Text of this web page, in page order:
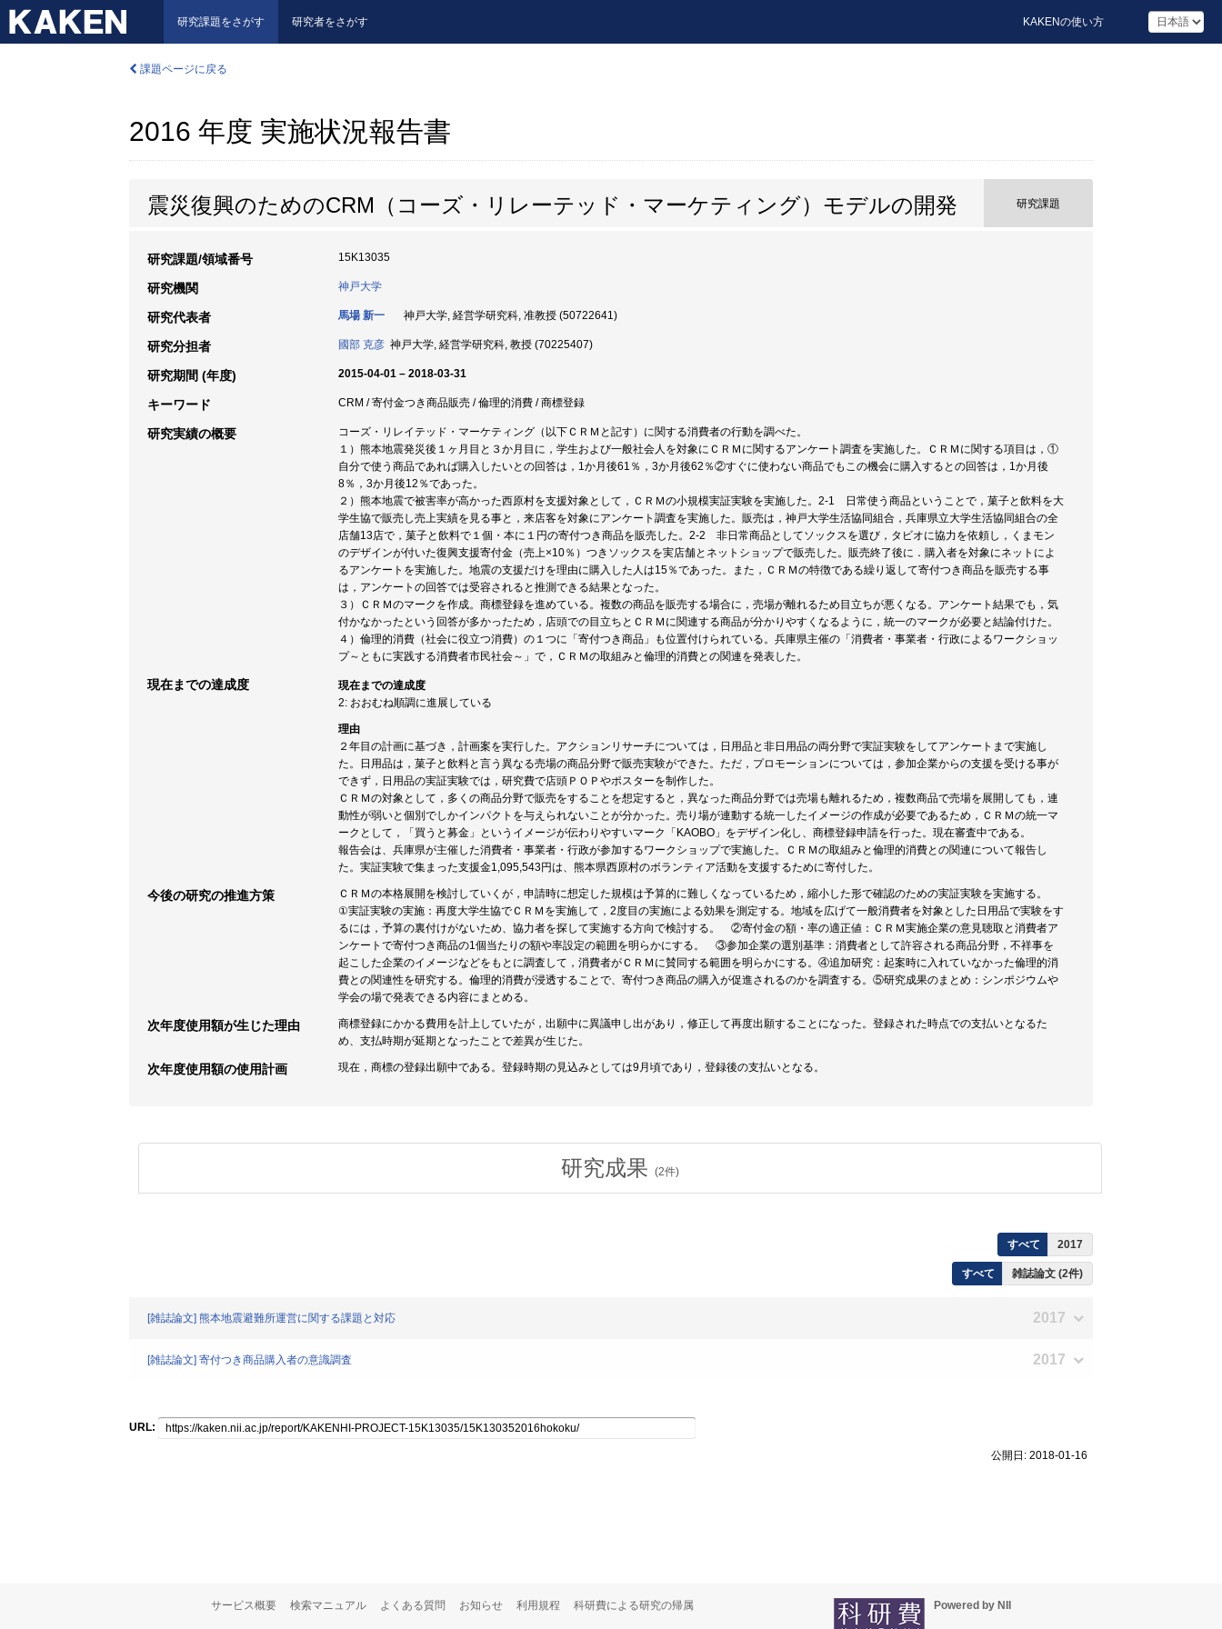
研究課題をさがす 研究者をさがす KAKENの使い方
課題ページに戻る
2016 年度 実施状況報告書
震災復興のためのCRM（コーズ・リレーテッド・マーケティング）モデルの開発 研究課題
研究課題/領域番号 15K13035
研究機関 神戸大学
研究代表者 馬場 新一 神戸大学, 経営学研究科, 准教授 (50722641)
研究分担者 國部 克彦 神戸大学, 経営学研究科, 教授 (70225407)
研究期間 (年度) 2015-04-01 – 2018-03-31
キーワード CRM / 寄付金つき商品販売 / 倫理的消費 / 商標登録
研究実績の概要
コーズ・リレイテッド・マーケティング（以下ＣＲＭと記す）に関する消費者の行動を調べた。
１）熊本地震発災後１ヶ月目と３か月目に，学生および一般社会人を対象にＣＲＭに関するアンケート調査を実施した。ＣＲＭに関する項目は，①
自分で使う商品であれば購入したいとの回答は，1か月後61％，3か月後62％②すぐに使わない商品でもこの機会に購入するとの回答は，1か月後
8％，3か月後12％であった。
２）熊本地震で被害率が高かった西原村を支援対象として，ＣＲＭの小規模実証実験を実施した。2-1 日常使う商品ということで，菓子と飲料を大
学生協で販売し売上実績を見る事と，来店客を対象にアンケート調査を実施した。販売は，神戸大学生活協同組合，兵庫県立大学生活協同組合の全
店舗13店で，菓子と飲料で１個・本に１円の寄付つき商品を販売した。2-2 非日常商品としてソックスを選び，タビオに協力を依頼し，くまモン
のデザインが付いた復興支援寄付金（売上×10％）つきソックスを実店舗とネットショップで販売した。販売終了後に．購入者を対象にネットによ
るアンケートを実施した。地震の支援だけを理由に購入した人は15％であった。また，ＣＲＭの特徴である繰り返して寄付つき商品を販売する事
は，アンケートの回答では受容されると推測できる結果となった。
３）ＣＲＭのマークを作成。商標登録を進めている。複数の商品を販売する場合に，売場が離れるため目立ちが悪くなる。アンケート結果でも，気
付かなかったという回答が多かったため，店頭での目立ちとＣＲＭに関連する商品が分かりやすくなるように，統一のマークが必要と結論付けた。
４）倫理的消費（社会に役立つ消費）の１つに「寄付つき商品」も位置付けられている。兵庫県主催の「消費者・事業者・行政によるワークショッ
プ～ともに実践する消費者市民社会～」で，ＣＲＭの取組みと倫理的消費との関連を発表した。
現在までの達成度
現在までの達成度
2: おおむね順調に進展している
理由
２年目の計画に基づき，計画案を実行した。アクションリサーチについては，日用品と非日用品の両分野で実証実験をしてアンケートまで実施し
た。日用品は，菓子と飲料と言う異なる売場の商品分野で販売実験ができた。ただ，プロモーションについては，参加企業からの支援を受ける事が
できず，日用品の実証実験では，研究費で店頭ＰＯＰやポスターを制作した。
ＣＲＭの対象として，多くの商品分野で販売をすることを想定すると，異なった商品分野では売場も離れるため，複数商品で売場を展開しても，連
動性が弱いと個別でしかインパクトを与えられないことが分かった。売り場が連動する統一したイメージの作成が必要であるため，ＣＲＭの統一マ
ークとして，「買うと募金」というイメージが伝わりやすいマーク「KAOBO」をデザイン化し、商標登録申請を行った。現在審査中である。
報告会は、兵庫県が主催した消費者・事業者・行政が参加するワークショップで実施した。ＣＲＭの取組みと倫理的消費との関連について報告し
た。実証実験で集まった支援金1,095,543円は、熊本県西原村のボランティア活動を支援するために寄付した。
今後の研究の推進方策
ＣＲＭの本格展開を検討していくが，申請時に想定した規模は予算的に難しくなっているため，縮小した形で確認のための実証実験を実施する。
①実証実験の実施：再度大学生協でＣＲＭを実施して，2度目の実施による効果を測定する。地域を広げて一般消費者を対象とした日用品で実験をす
るには，予算の裏付けがないため、協力者を探して実施する方向で検討する。 ②寄付金の額・率の適正値：ＣＲＭ実施企業の意見聴取と消費者ア
ンケートで寄付つき商品の1個当たりの額や率設定の範囲を明らかにする。 ③参加企業の選別基準：消費者として許容される商品分野，不祥事を
起こした企業のイメージなどをもとに調査して，消費者がＣＲＭに賛同する範囲を明らかにする。④追加研究：起案時に入れていなかった倫理的消
費との関連性を研究する。倫理的消費が浸透することで、寄付つき商品の購入が促進されるのかを調査する。⑤研究成果のまとめ：シンポジウムや
学会の場で発表できる内容にまとめる。
次年度使用額が生じた理由
商標登録にかかる費用を計上していたが，出願中に異議申し出があり，修正して再度出願することになった。登録された時点での支払いとなるた
め、支払時期が延期となったことで差異が生じた。
次年度使用額の使用計画 現在，商標の登録出願中である。登録時期の見込みとしては9月頃であり，登録後の支払いとなる。
研究成果 (2件)
すべて 2017
すべて 雑誌論文 (2件)
[雑誌論文] 熊本地震避難所運営に関する課題と対応 2017
[雑誌論文] 寄付つき商品購入者の意識調査 2017
URL:
公開日: 2018-01-16
サービス概要 検索マニュアル よくある質問 お知らせ 利用規程 科研費による研究の帰属 Powered by NII